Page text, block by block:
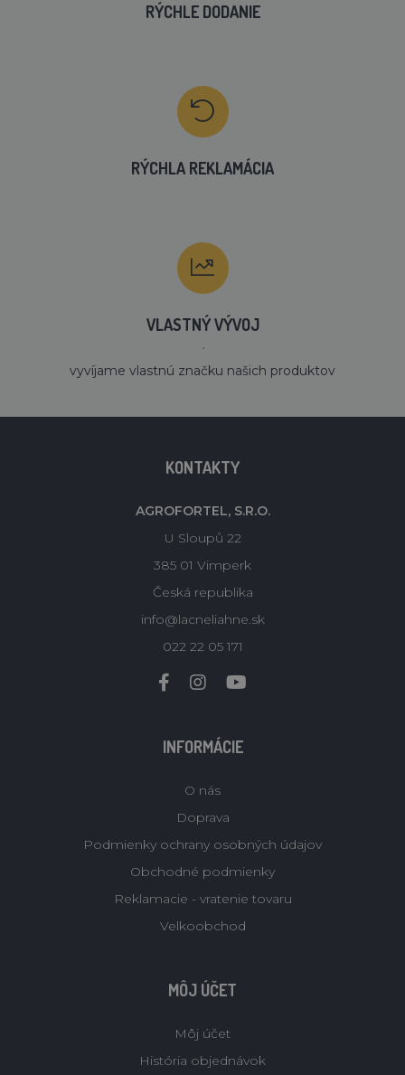
RÝCHLE DODANIE
RÝCHLA REKLAMÁCIA
VLASTNÝ VÝVOJ
´
vyvíjame vlastnú značku našich produktov
KONTAKTY
AGROFORTEL, S.R.O.
U Sloupů 22
385 01 Vimperk
Česká republika
info@lacneliahne.sk
022 22 05 171
INFORMÁCIE
O nás
Doprava
Podmienky ochrany osobných údajov
Obchodné podmienky
Reklamacie - vratenie tovaru
Velkoobchod
MÔJ ÚČET
Môj účet
História objednávok